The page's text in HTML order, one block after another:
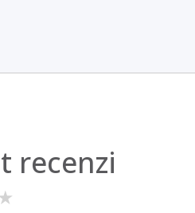
recenzi